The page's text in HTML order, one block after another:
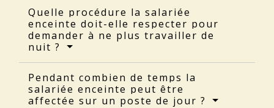
Quelle procédure la salariée
enceinte doit-elle respecter pour
demander à ne plus travailler de
nuit ?
Pendant combien de temps la
salariée enceinte peut être
affectée sur un poste de jour ?